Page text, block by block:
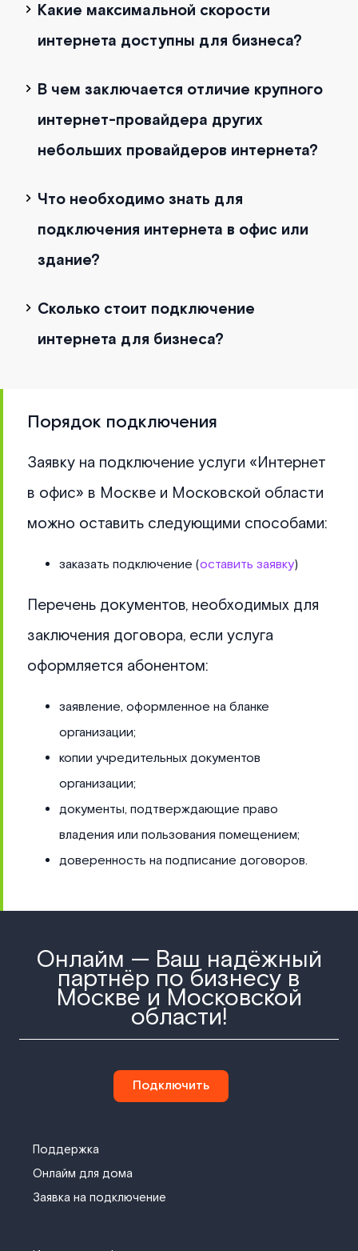
Какие максимальной скорости
интернета доступны для бизнеса?
В чем заключается отличие крупного
интернет-провайдера других
небольших провайдеров интернета?
Что необходимо знать для
подключения интернета в офис или
здание?
Сколько стоит подключение
интернета для бизнеса?
Порядок подключения
Заявку на подключение услуги «Интернет
в офис» в Москве и Московской области
можно оставить следующими способами:
заказать подключение (оставить заявку)
Перечень документов, необходимых для
заключения договора, если услуга
оформляется абонентом:
заявление, оформленное на бланке
организации;
копии учредительных документов
организации;
документы, подтверждающие право
владения или пользования помещением;
доверенность на подписание договоров.
Онлайм — Ваш надёжный
партнёр по бизнесу в
Москве и Московской
области!
Подключить
Поддержка
Онлайм для дома
Заявка на подключение